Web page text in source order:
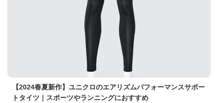
【2024春夏新作】ユニクロのエアリズムパフォーマンスサポー
トタイツ｜スポーツやランニングにおすすめ